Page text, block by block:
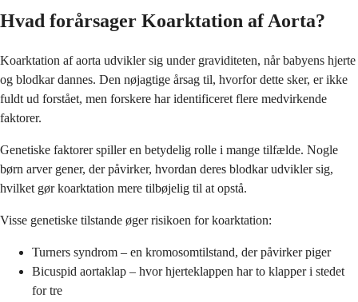
Hvad forårsager Koarktation af Aorta?
Koarktation af aorta udvikler sig under graviditeten, når babyens hjerte
og blodkar dannes. Den nøjagtige årsag til, hvorfor dette sker, er ikke
fuldt ud forstået, men forskere har identificeret flere medvirkende
faktorer.
Genetiske faktorer spiller en betydelig rolle i mange tilfælde. Nogle
børn arver gener, der påvirker, hvordan deres blodkar udvikler sig,
hvilket gør koarktation mere tilbøjelig til at opstå.
Visse genetiske tilstande øger risikoen for koarktation:
Turners syndrom – en kromosomtilstand, der påvirker piger
Bicuspid aortaklap – hvor hjerteklappen har to klapper i stedet
for tre